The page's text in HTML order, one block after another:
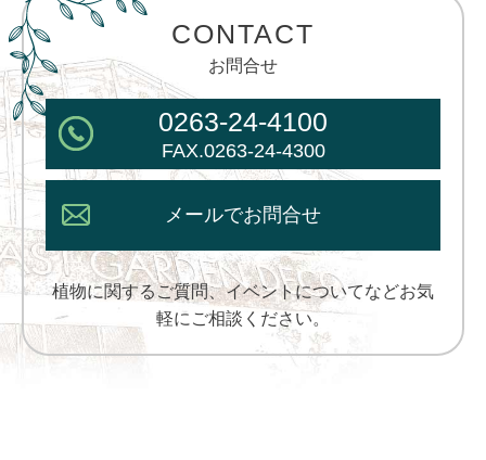
CONTACT
お問合せ
0263-24-4100
FAX.0263-24-4300
メールでお問合せ
植物に関するご質問、イベントについてなどお気
軽にご相談ください。